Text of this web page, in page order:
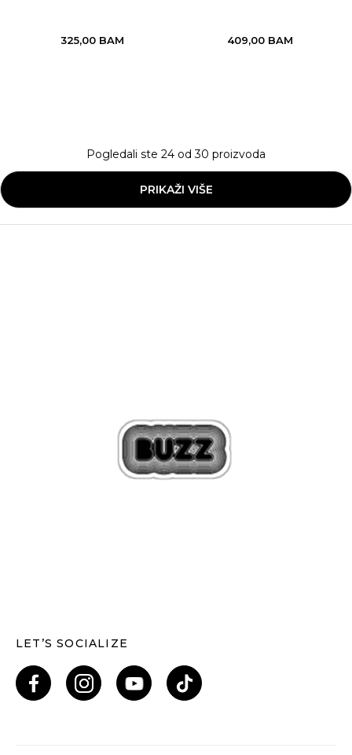
325,00 BAM 409,00 BAM
Pogledali ste 24 od30 proizvoda
PRIKAŽI VIŠE
LET’S SOCIALIZE